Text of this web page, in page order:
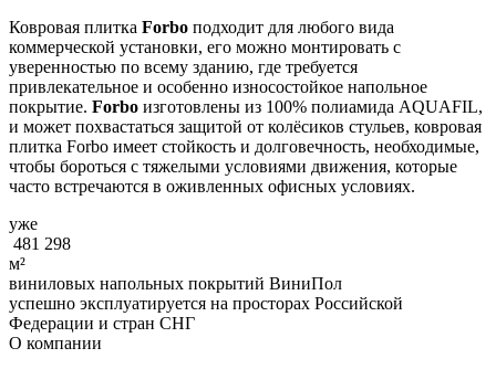
Ковровая плитка Forbo подходит для любого вида
коммерческой установки, его можно монтировать с
уверенностью по всему зданию, где требуется
привлекательное и особенно износостойкое напольное
покрытие. Forbo изготовлены из 100% полиамида AQUAFIL,
и может похвастаться защитой от колёсиков стульев, ковровая
плитка Forbo имеет стойкость и долговечность, необходимые,
чтобы бороться с тяжелыми условиями движения, которые
часто встречаются в оживленных офисных условиях.
уже
481 298
м²
виниловых напольных покрытий ВиниПол
успешно эксплуатируется на просторах Российской
Федерации и стран СНГ
О компании